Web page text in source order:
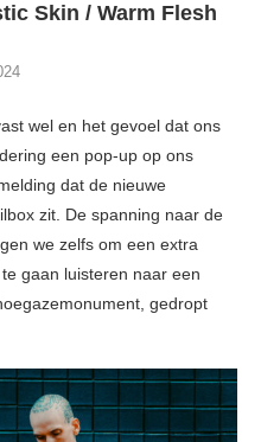
Skin / Warm Flesh
wel en het gevoel dat ons
een pop-up op ons
dat de nieuwe
zit. De spanning naar de
we zelfs om een extra
gaan luisteren naar een
gedropt